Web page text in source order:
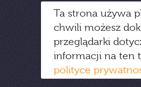
Ta strona używa
chwili możesz
przeglądarki
informacji na ten
polityce